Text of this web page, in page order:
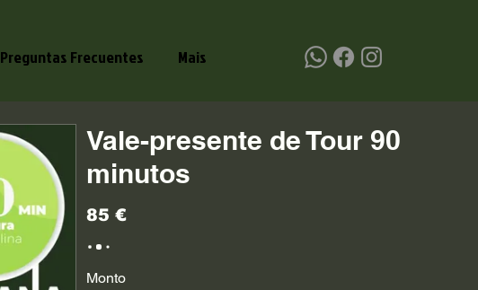
Preguntas Frecuentes Mais
Vale-presente de Tour 90
minutos
85 €
Monto